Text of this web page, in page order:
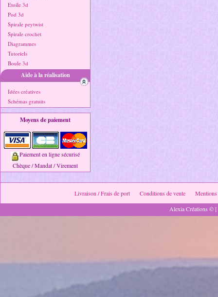
Etoile 3d
Pod 3d
Spirale peytwist
Spirale crochet
Diagrammes
Tutoriels
Boule 3d
Aide à la réalisation
Idées créatives
Schémas gratuits
Moyens de paiement
Paiement en ligne sécurisé
Chèque / Mandat / Virement
Livraison / Frais de port Conditions de vente
Mentions
Alexia Créations ©